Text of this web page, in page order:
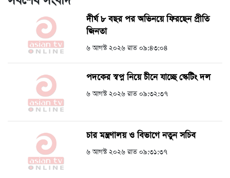
দীর্ঘ ৮ বছর পর অভিনয়ে ফিরছেন প্রীতি
জিনতা
৬ আগস্ট ২০২৬ রাত ০৯:৪৩:০৪
পদকের স্বপ্ন নিয়ে চীনে যাচ্ছে স্কেটিং দল
৬ আগস্ট ২০২৬ রাত ০৯:৩২:৩৭
চার মন্ত্রণালয় ও বিভাগে নতুন সচিব
৬ আগস্ট ২০২৬ রাত ০৯:৩১:৩৭